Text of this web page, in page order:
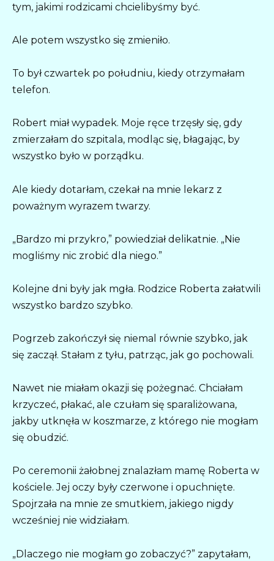
tym, jakimi rodzicami chcielibyśmy być.
Ale potem wszystko się zmieniło.
To był czwartek po południu, kiedy otrzymałam
telefon.
Robert miał wypadek. Moje ręce trzęsły się, gdy
zmierzałam do szpitala, modląc się, błagając, by
wszystko było w porządku.
Ale kiedy dotarłam, czekał na mnie lekarz z
poważnym wyrazem twarzy.
„Bardzo mi przykro,” powiedział delikatnie. „Nie
mogliśmy nic zrobić dla niego.”
Kolejne dni były jak mgła. Rodzice Roberta załatwili
wszystko bardzo szybko.
Pogrzeb zakończył się niemal równie szybko, jak
się zaczął. Stałam z tyłu, patrząc, jak go pochowali.
Nawet nie miałam okazji się pożegnać. Chciałam
krzyczeć, płakać, ale czułam się sparaliżowana,
jakby utknęła w koszmarze, z którego nie mogłam
się obudzić.
Po ceremonii żałobnej znalazłam mamę Roberta w
kościele. Jej oczy były czerwone i opuchnięte.
Spojrzała na mnie ze smutkiem, jakiego nigdy
wcześniej nie widziałam.
„Dlaczego nie mogłam go zobaczyć?” zapytałam,